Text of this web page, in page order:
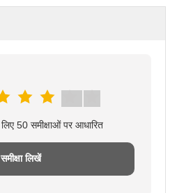
50 समीक्षाओं पर आधारित
समीक्षा लिखें